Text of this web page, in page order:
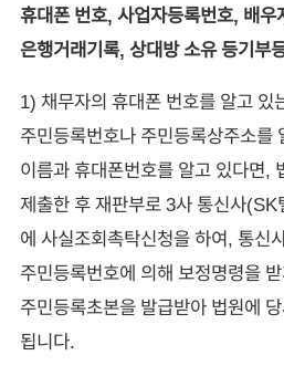
휴대폰 번호, 사업자등록번호, 배우
은행거래기록, 상대방 소유 등기부
1) 채무자의 휴대폰 번호를 알고 있
주민등록번호나 주민등록상주소를
이름과 휴대폰번호를 알고 있다면,
제출한 후 재판부로 3사 통신사
에 사실조회촉탁신청을 하여, 통신
주민등록번호에 의해 보정명령을
주민등록초본을 발급받아 법원에
됩니다.